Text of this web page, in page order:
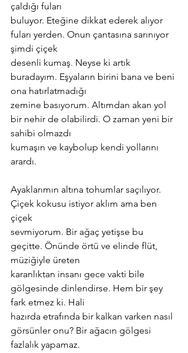
çaldığı fuları
buluyor. Eteğine dikkat ederek alıyor
fuları yerden. Onun çantasına sarınıyor
şimdi çiçek
desenli kumaş. Neyse ki artık
buradayım. Eşyaların birini bana ve beni
ona hatırlatmadığı
zemine basıyorum. Altımdan akan yol
bir nehir de olabilirdi. O zaman yeni bir
sahibi olmazdı
kumaşın ve kaybolup kendi yollarını
arardı.
Ayaklarımın altına tohumlar saçılıyor.
Çiçek kokusu istiyor aklım ama ben
çiçek
sevmiyorum. Bir ağaç yetişse bu
geçitte. Önünde örtü ve elinde flüt,
müziğiyle üreten
karanlıktan insanı gece vakti bile
gölgesinde dinlendirse. Hem bir şey
fark etmez ki. Hali
hazırda etrafında bir kalkan varken nasıl
görsünler onu? Bir ağacın gölgesi
fazlalık yapamaz.